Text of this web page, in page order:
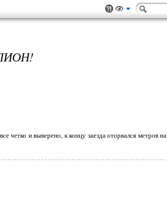
четко и выверено, к концу заезда оторвался метров на